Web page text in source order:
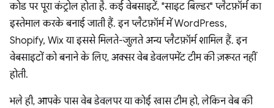
कोड पर पूरा कंट्रोल होता है. कई वेबसाइटें, "साइट बिल्डर" प्लैटफ़ॉर्म का
इस्तेमाल करके बनाई जाती हैं. इन प्लैटफ़ॉर्म में WordPress,
Shopify, Wix या इससे मिलते-जुलते अन्य प्लैटफ़ॉर्म शामिल हैं. इन
वेबसाइटों को बनाने के लिए, अक्सर वेब डेवलपमेंट टीम की ज़रूरत नहीं
होती.
भले ही, आपके पास वेब डेवलपर या कोई खास टीम हो, लेकिन वेब की